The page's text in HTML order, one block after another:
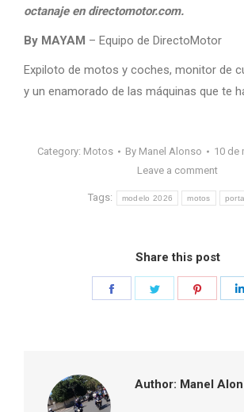
octanaje en directomotor.com.
By MAYAM – Equipo de DirectoMotor
Expiloto de motos y coches, monitor de
y un enamorado de las máquinas que te
Category: Motos By Manel Alonso
10 de
Leave a comment
Tags: modelo 2026 motos
Share this post
Author: Manel